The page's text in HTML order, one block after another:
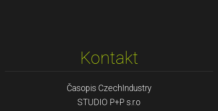
Kontakt
Časopis CzechIndustry
STUDIO P+P s.r.o